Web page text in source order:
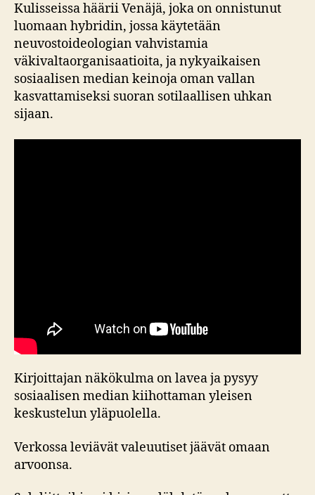
Kulisseissa häärii Venäjä, joka on onnistunut
luomaan hybridin, jossa käytetään
neuvostoideologian vahvistamia
väkivaltaorganisaatioita, ja nykyaikaisen
sosiaalisen median keinoja oman vallan
kasvattamiseksi suoran sotilaallisen uhkan
sijaan.
Kirjoittajan näkökulma on lavea ja pysyy
sosiaalisen median kiihottaman yleisen
keskustelun yläpuolella.
Verkossa leviävät valeuutiset jäävät omaan
arvoonsa.